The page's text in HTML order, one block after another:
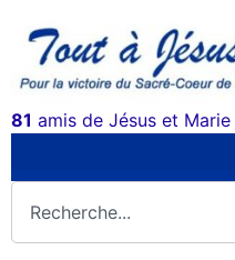
81 amis de Jésus et